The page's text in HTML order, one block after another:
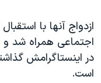
ازدواج آنها با
اجتماعی همراه شد و
در اینستاگرامش
است.